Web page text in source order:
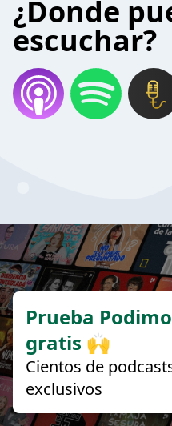
¿Donde
escuchar?
Prueba
gratis 🙌
Cientos de
exclusivos